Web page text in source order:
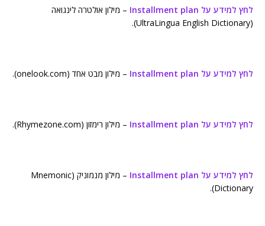
לחץ למידע על Installment plan
– מילון אולטרה לינגואה
(UltraLingua English Dictionary).
לחץ למידע על Installment plan – מילון מבט אחד (onelook.com).
לחץ למידע על Installment plan – מילון רימזון (Rhymezone.com).
לחץ למידע על Installment plan
– מילון מנמוניק (Mnemonic
Dictionary).